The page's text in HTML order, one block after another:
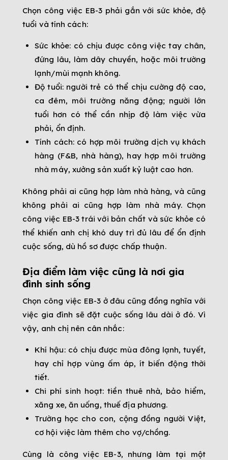
Chọn công việc EB-3 phải gắn với sức khỏe, độ
tuổi và tính cách:
Sức khỏe: có chịu được công việc tay chân,
đứng lâu, làm dây chuyền, hoặc môi trường
lạnh/mùi mạnh không.
Độ tuổi: người trẻ có thể chịu cường độ cao,
ca đêm, môi trường năng động; người lớn
tuổi hơn có thể cần nhịp độ làm việc vừa
phải, ổn định.
Tính cách: có hợp môi trường dịch vụ khách
hàng (F&B, nhà hàng), hay hợp môi trường
nhà máy, xưởng sản xuất kỷ luật cao hơn.
Không phải ai cũng hợp làm nhà hàng, và cũng
không phải ai cũng hợp làm nhà máy. Chọn
công việc EB-3 trái với bản chất và sức khỏe có
thể khiến anh chị khó duy trì đủ lâu để ổn định
cuộc sống, dù hồ sơ được chấp thuận.
Địa điểm làm việc cũng là nơi gia
đình sinh sống
Chọn công việc EB-3 ở đâu cũng đồng nghĩa với
việc gia đình sẽ đặt cuộc sống lâu dài ở đó. Vì
vậy, anh chị nên cân nhắc:
Khí hậu: có chịu được mùa đông lạnh, tuyết,
hay chỉ hợp vùng ấm áp, ít biến động thời
tiết.
Chi phí sinh hoạt: tiền thuê nhà, bảo hiểm,
xăng xe, ăn uống, thuế địa phương.
Trường học cho con, cộng đồng người Việt,
cơ hội việc làm thêm cho vợ/chồng.
Cùng là công việc EB-3, nhưng làm tại một